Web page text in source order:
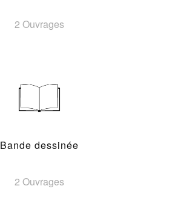
2 Ouvrages
Bande dessinée
2 Ouvrages